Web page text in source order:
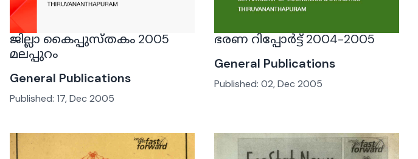
ജില്ലാ കൈപ്പുസ്തകം 2005
മലപ്പുറം
General Publications
Published: 17, Dec 2005
ഭരണ റിപ്പോർട്ട് 2004-2005
General Publications
Published: 02, Dec 2005